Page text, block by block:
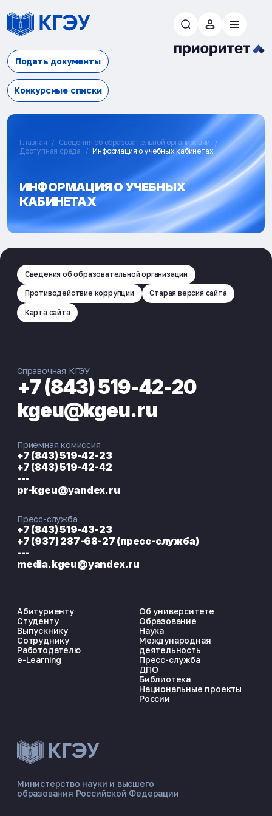
Подать документы
Конкурсные списки
ЭНЕРГОКОД — ПОМОЩНИК КГЭУ
📋 Приёмная комиссия
Главная
Сведения об образовательной организации
Доступная среда
Информация о учебных кабинетах
ИНФОРМАЦИЯ О УЧЕБНЫХ
КАБИНЕТАХ
Сведения об образовательной организации
Противодействие коррупции Старая версия сайта
Карта сайта
Министерство науки и высшего
образования Российской Федерации
Абитуриенту
Студенту
Выпускнику
Сотруднику
Работодателю
e-Learning
Об университете
Образование
Наука
Международная
деятельность
Пресс-служба
ДПО
Библиотека
Национальные проекты
России
Справочная КГЭУ
+7 (843) 519-42-20
kgeu@kgeu.ru
Приемная комиссия
+7 (843) 519-42-23
+7 (843) 519-42-42
---
pr-kgeu@yandex.ru
Пресс-служба
+7 (843) 519-43-23
+7 (937) 287-68-27 (пресс-служба)
---
media.kgeu@yandex.ru